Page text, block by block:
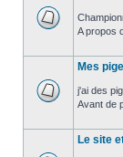
Aucun
non
A propos
Aucun
non
Mes
j'ai des
Avant de
Le site